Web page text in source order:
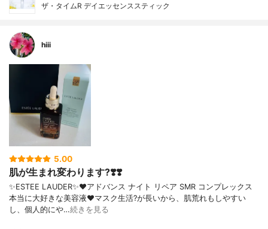
ザ・タイムR デイエッセンススティック
hiii
5.00
肌が生まれ変わります?❣️❣️
✨ESTEE LAUDER✨❤︎アドバンス ナイト リペア SMR コンプレックス
本当に大好きな美容液❤️マスク生活?が長いから、肌荒れもしやすい
し、個人的にや…続きを見る